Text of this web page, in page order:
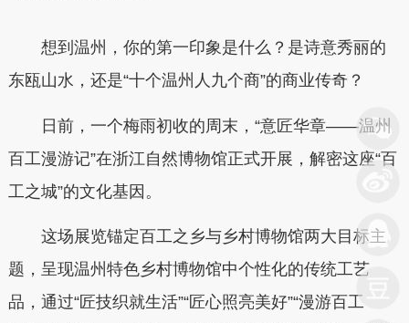
想到温州，你的第一印象是什么？是诗意秀丽的
东瓯山水，还是“十个温州人九个商”的商业传奇？
日前，一个梅雨初收的周末，“意匠华章——温州
百工漫游记”在浙江自然博物馆正式开展，解密这座“百
工之城”的文化基因。
这场展览锚定百工之乡与乡村博物馆两大目标主
题，呈现温州特色乡村博物馆中个性化的传统工艺
品，通过“匠技织就生活”“匠心照亮美好”“漫游百工